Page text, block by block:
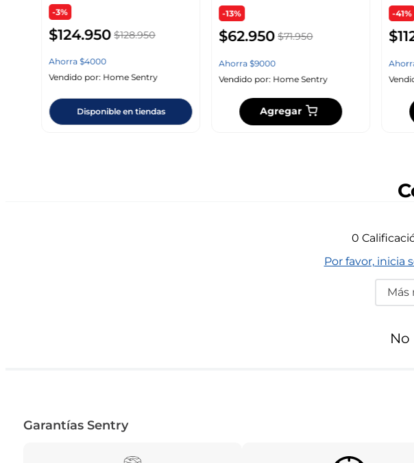
-3%
$124.950 $128.950
Ahorra$4000
Vendido por: Home Sentry
Disponible en tiendas
-13%
$62.950 $71.950
Ahorra$9000
Vendido por: Home Sentry
Agregar
-41%
$
0
Por favor, inicia
Más
No
Garantías Sentry